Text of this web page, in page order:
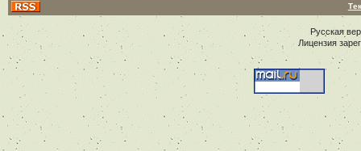
Русская
Лицензия